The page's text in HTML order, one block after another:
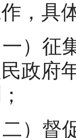
，具
征集
政府
督促